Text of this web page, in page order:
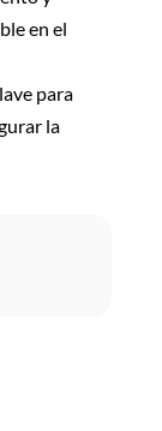
en el
para
la